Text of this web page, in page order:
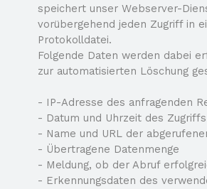
speichert unser Webserver-
vorübergehend jeden Zugriff in
Protokolldatei.
Folgende Daten werden dabei
zur automatisierten Löschung
- IP-Adresse des anfragenden
- Datum und Uhrzeit des Zugriffs
- Name und URL der
- Übertragene Datenmenge
- Meldung, ob der Abruf
- Erkennungsdaten des